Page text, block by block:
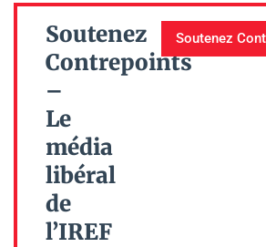
Soutenez
Contrepoints
–
Le
média
libéral
de
l’IREF
Soutenez